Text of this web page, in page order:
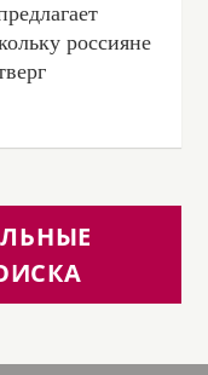
россияне